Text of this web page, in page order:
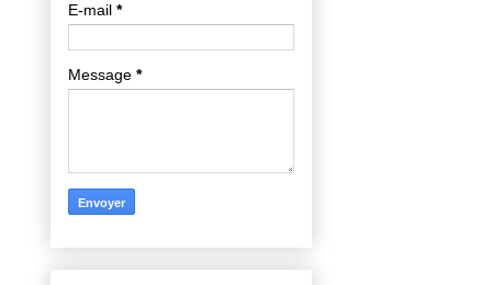
E-mail *
Message *